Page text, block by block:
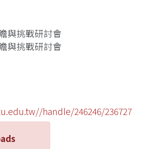
與挑戰研討會
與挑戰研討會
handle/246246/236727